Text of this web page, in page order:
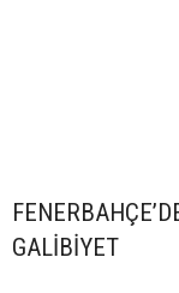
GALİBİYET